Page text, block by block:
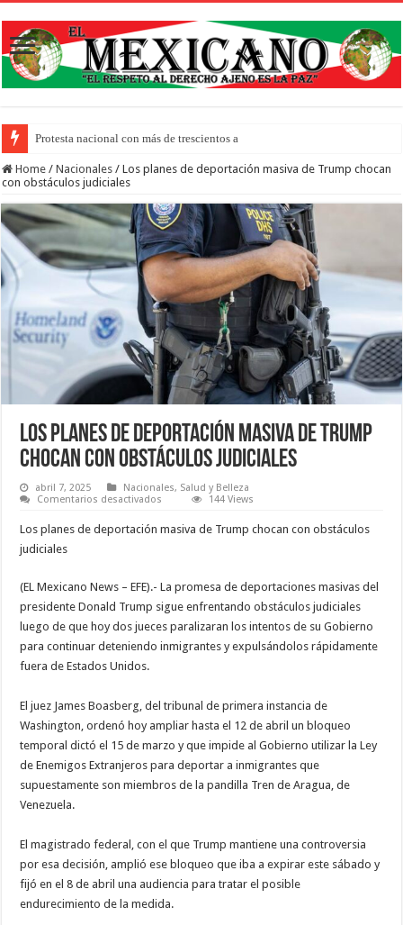
Protesta nacional con más de trescientos actos honra a inmigrantes
Home / Nacionales / Los planes de deportación masiva de Trump chocan
con obstáculos judiciales
Los planes de deportación masiva de Trump
chocan con obstáculos judiciales
abril 7, 2025 Nacionales, Salud y Belleza
Comentarios desactivados
de
chocan
con
obstáculos
judiciales
144 Views
Los planes de deportación masiva de Trump chocan con obstáculos
judiciales
(EL Mexicano News – EFE).- La promesa de deportaciones masivas del
presidente Donald Trump sigue enfrentando obstáculos judiciales
luego de que hoy dos jueces paralizaran los intentos de su Gobierno
para continuar deteniendo inmigrantes y expulsándolos rápidamente
fuera de Estados Unidos.
El juez James Boasberg, del tribunal de primera instancia de
Washington, ordenó hoy ampliar hasta el 12 de abril un bloqueo
temporal dictó el 15 de marzo y que impide al Gobierno utilizar la Ley
de Enemigos Extranjeros para deportar a inmigrantes que
supuestamente son miembros de la pandilla Tren de Aragua, de
Venezuela.
El magistrado federal, con el que Trump mantiene una controversia
por esa decisión, amplió ese bloqueo que iba a expirar este sábado y
fijó en el 8 de abril una audiencia para tratar el posible
endurecimiento de la medida.